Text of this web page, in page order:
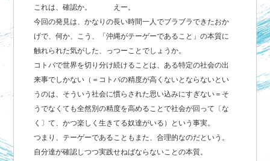
これは、確認か。 えー。
今回の発見は、かなりの長い時間一人でブラブラできたおか
げで、何か、こう、「沖縄がテーゲーであること」の本質に
触れられた気がした、っつーことでしょうか。
コトバで世界を切り分け続けることは、ある特定の社会の出
来事でしかない（＝コトバの精度が高くないとならないとい
うのは、そういう社会に慣らされた思い込みにすぎない＝そ
うでなくても全然別の精度を高めることで社会が回って〔な
く〕て、かつ楽しく生きてる奴達がいる）という事実。
つまり、テーゲーであることもまた、合理的なのだという。
自分達が確認しつつ実践せねばならないことの本質。